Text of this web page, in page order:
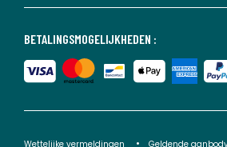
BETALINGSMOGELIJKHEDEN :
Wettelijke vermeldingen Geldende